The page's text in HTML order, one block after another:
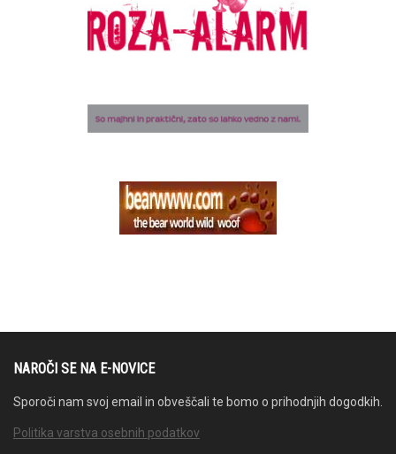
NAROČI SE NA E-NOVICE
Sporoči nam svoj email in obveščali te bomo o prihodnjih dogodkih.
Politika varstva osebnih podatkov